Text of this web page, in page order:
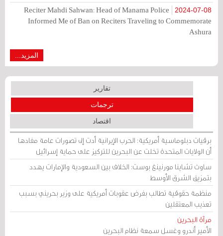
2024-07-08
Reciter Mahdi Sahwan: Head of Manama Police
Informed Me of Ban on Reciters Traveling to Commemorate
Ashura
المزيد...
تقارير
ترجمات
اقتصاد
برقيات دبلوماسية أمريكية: الحرب الإيرانية أدت إلى تصورات عامة مفادها
أن الولايات المتحدة تخلت عن البحرين للتركيز على حماية إسرائيل
ساوث تشاينا مورنينغ بوست: الخلاف بين السعودية والإمارات يهدد
بتمزيق الشرق الأوسط
منظمة حقوقية تطالب بفرض عقوبات أمريكية على وزير بحريني بسبب
تعذيب المعتقلين
مرآة البحرين
الأمير أندرو وغسل سمعة نظام البحرين